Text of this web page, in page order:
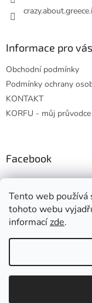
Tento web používá
tohoto webu
informacízde.
Informace pro vás
Obchodní podmínky
Podmínky ochrany
KONTAKT
KORFU - můj
Facebook
Copyright 2026